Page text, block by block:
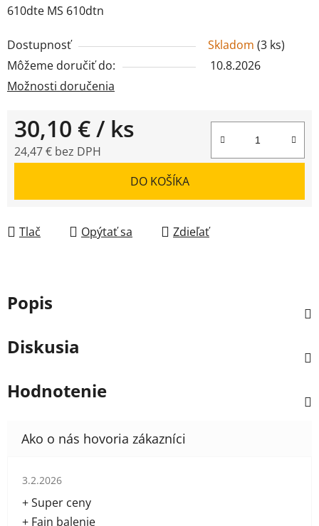
610dte MS 610dtn
Dostupnosť Skladom (3 ks)
Môžeme doručiť do:
10.8.2026
Možnosti doručenia
30,10 €/ ks
24,47 € bez DPH
DO KOŠÍKA
Tlač Opýtať sa Zdieľať
Popis
Diskusia
Hodnotenie
Hodnotenie obchodu je 5 z 5 hviezdičiek.
3.2.2026
+ Super ceny
+ Fajn balenie